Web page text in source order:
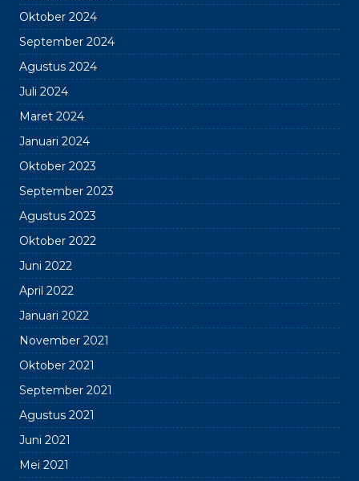
Oktober 2024
September 2024
Agustus 2024
Juli 2024
Maret 2024
Januari 2024
Oktober 2023
September 2023
Agustus 2023
Oktober 2022
Juni 2022
April 2022
Januari 2022
November 2021
Oktober 2021
September 2021
Agustus 2021
Juni 2021
Mei 2021